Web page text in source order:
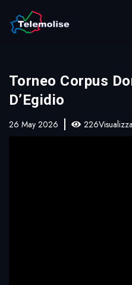
Torneo Corpus
D’Egidio
26 May 2026